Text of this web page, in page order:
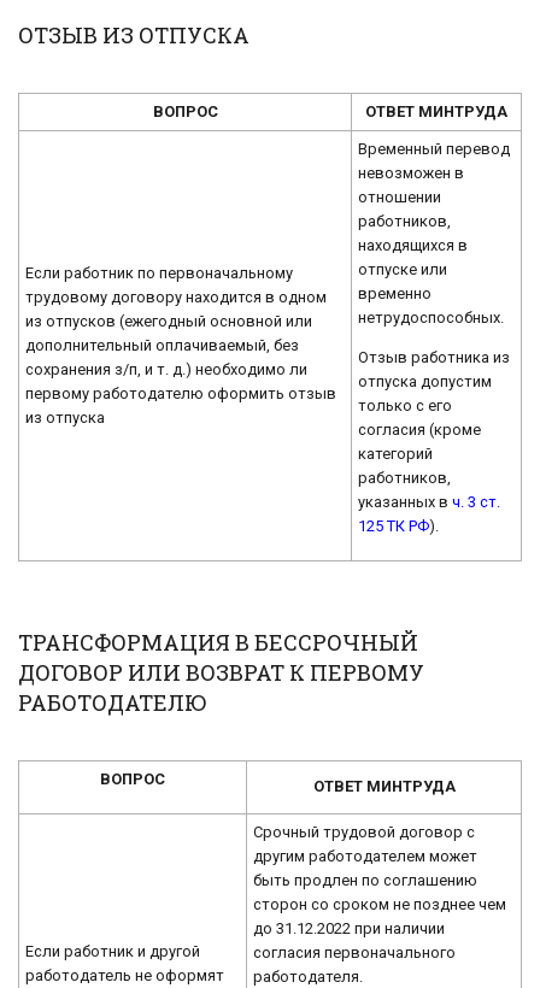
ОТЗЫВ ИЗ ОТПУСКА
ВОПРОС ОТВЕТ МИНТРУДА
Если работник по первоначальному
трудовому договору находится в одном
из отпусков (ежегодный основной или
дополнительный оплачиваемый, без
сохранения з/п, и т. д.) необходимо ли
первому работодателю оформить отзыв
из отпуска
Временный перевод
невозможен в
отношении
работников,
находящихся в
отпуске или
временно
нетрудоспособных.
Отзыв работника из
отпуска допустим
только с его
согласия (кроме
категорий
работников,
указанных вч. 3 ст.
125 ТК РФ).
ТРАНСФОРМАЦИЯ В БЕССРОЧНЫЙ
ДОГОВОР ИЛИ ВОЗВРАТ К ПЕРВОМУ
РАБОТОДАТЕЛЮ
ВОПРОС ОТВЕТ МИНТРУДА
Если работник и другой
работодатель не оформят
Срочный трудовой договор с
другим работодателем может
быть продлен по соглашению
сторон со сроком не позднее чем
до 31.12.2022 при наличии
согласия первоначального
работодателя.